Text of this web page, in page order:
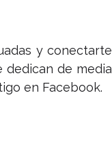
y conectarte
dedican de media
en Facebook.